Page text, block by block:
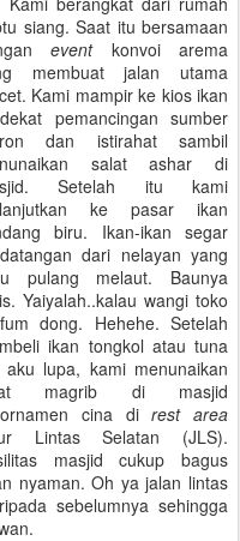
siang. Saat itu bersamaan
eventkonvoi arema
membuat jalan utama
Kami mampir ke kios ikan
pemancingan sumber
dan istirahat sambil
salat ashar di
Setelah itu kami
ke pasar ikan
biru. Ikan-ikan segar
dari nelayan yang
pulang melaut. Baunya
Yaiyalah..kalau wangi toko
dong. Hehehe. Setelah
ikan tongkol atau tuna
lupa, kami menunaikan
magrib di masjid
cina direst area
Lintas Selatan (JLS).
masjid cukup bagus
nyaman. Oh ya jalan lintas
sebelumnya sehingga